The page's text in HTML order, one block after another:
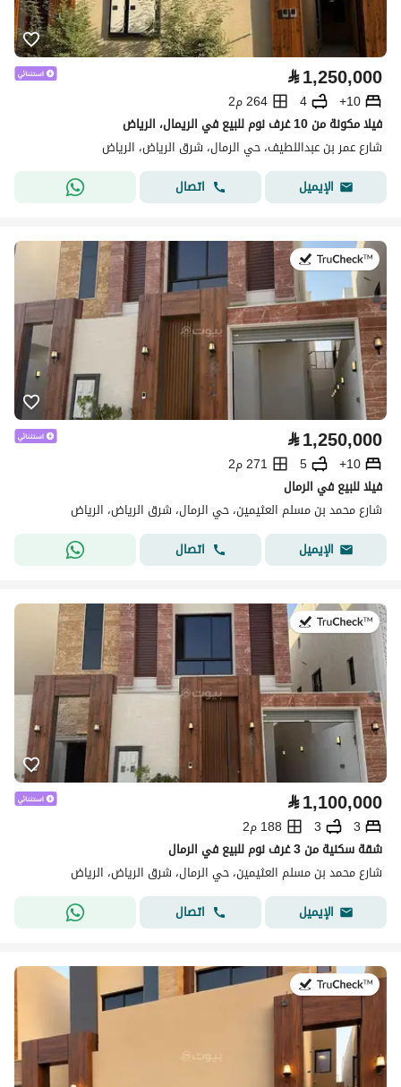
⃁1,250,000
10+
4
264 م2
فيلا مكونة من 10 غرف نوم للبيع في الريمال، الرياض
شارع عمر بن عبداللطيف، حي الرمال، شرق الرياض، الرياض
الإيميل
اتصال
في:9 يوليو 2026
⃁1,250,000
10+
5
271 م2
فيلا للبيع في الرمال
شارع محمد بن مسلم العثيمين، حي الرمال، شرق الرياض، الرياض
الإيميل
اتصال
في:9 يوليو 2026
⃁1,100,000
3
3
188 م2
شقة سكنية من 3 غرف نوم للبيع في الرمال
شارع محمد بن مسلم العثيمين، حي الرمال، شرق الرياض، الرياض
الإيميل
اتصال
في:9 يوليو 2026